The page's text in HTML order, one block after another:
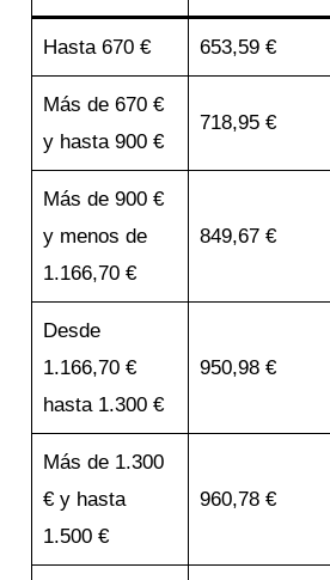
Hasta 670 € 653,59 €
Más de 670 €
y hasta 900 €
718,95 €
Más de 900 €
y menos de
1.166,70 €
849,67 €
Desde
1.166,70 €
hasta 1.300 €
950,98 €
Más de 1.300
€ y hasta
1.500 €
960,78 €